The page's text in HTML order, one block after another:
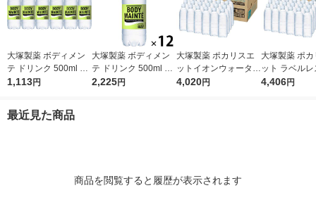
大塚製薬 ボディメン
テ ドリンク 500ml 1
セット（6本）
1,113円
大塚製薬 ボディメン
テ ドリンク 500ml 1
セット（12本）
2,225円
大塚製薬 ポカリスエ
ットイオンウォーター
ラベルレスボトル 500
4,020円
大塚製薬 ポ
ット ラベル
ル 500ml 1箱
4,406円
最近見た商品
商品を閲覧すると履歴が表示されます